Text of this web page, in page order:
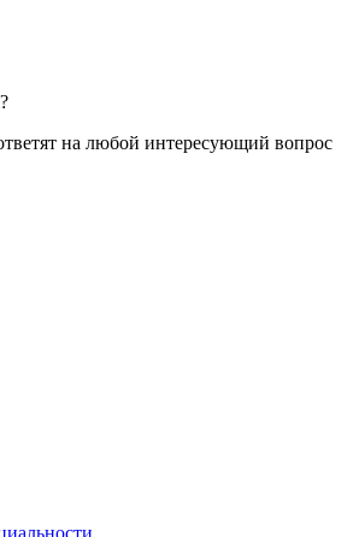
на любой интересующий вопрос